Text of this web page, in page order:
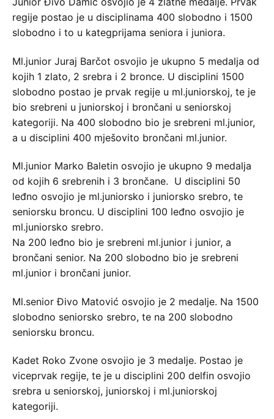
regije postao je u disciplinama 400 slobodno i 1500
slobodno i to u kategprijama seniora i juniora.
Ml.junior Juraj Barčot osvojio je ukupno 5 medalja od
kojih 1 zlato, 2 srebra i 2 bronce. U disciplini 1500
slobodno postao je prvak regije u ml.juniorskoj, te je
bio srebreni u juniorskoj i brončani u seniorskoj
kategoriji. Na 400 slobodno bio je srebreni ml.junior,
a u disciplini 400 mješovito brončani ml.junior.
Ml.junior Marko Baletin osvojio je ukupno 9 medalja
od kojih 6 srebrenih i 3 brončane. U disciplini 50
leđno osvojio je ml.juniorsko i juniorsko srebro, te
seniorsku broncu. U disciplini 100 leđno osvojio je
ml.juniorsko srebro.
Na 200 leđno bio je srebreni ml.junior i junior, a
brončani senior. Na 200 slobodno bio je srebreni
ml.junior i brončani junior.
Ml.senior Đivo Matović osvojio je 2 medalje. Na 1500
slobodno seniorsko srebro, te na 200 slobodno
seniorsku broncu.
Kadet Roko Zvone osvojio je 3 medalje. Postao je
viceprvak regije, te je u disciplini 200 delfin osvojio
srebra u seniorskoj, juniorskoj i ml.juniorskoj
kategoriji.